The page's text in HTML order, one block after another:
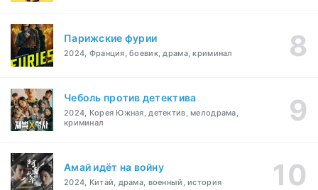
Парижские фурии
2024, Франция, боевик, драма, криминал
Чеболь против детектива
2024, Корея Южная, детектив, мелодрама,
криминал
Амай идёт на войну
2024, Китай, драма, военный, история